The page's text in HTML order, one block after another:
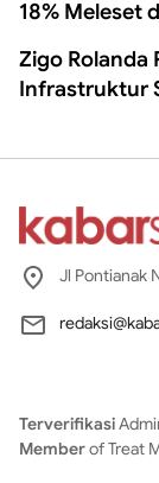
18% Meleset
Zigo Rolanda
Infrastruktur
Jl Pontianak
Terverifikasi
Memberof Treat